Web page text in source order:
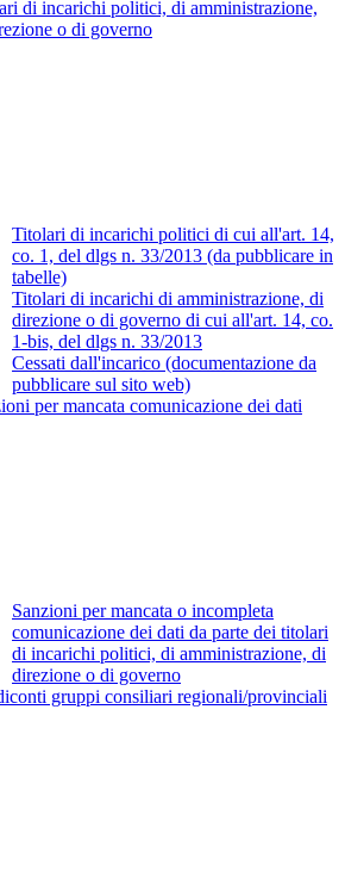
di incarichi politici, di amministrazione,
o di governo
Titolari di incarichi politici di cui all'art. 14,
co. 1, del dlgs n. 33/2013 (da pubblicare in
tabelle)
Titolari di incarichi di amministrazione, di
direzione o di governo di cui all'art. 14, co.
1-bis, del dlgs n. 33/2013
Cessati dall'incarico (documentazione da
pubblicare sul sito web)
per mancata comunicazione dei dati
Sanzioni per mancata o incompleta
comunicazione dei dati da parte dei titolari
di incarichi politici, di amministrazione, di
direzione o di governo
gruppi consiliari regionali/provinciali